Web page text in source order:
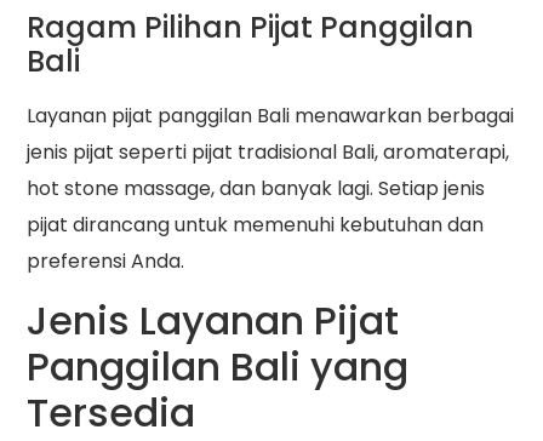
Ragam Pilihan Pijat Panggilan
Bali
Layanan pijat panggilan Bali menawarkan berbagai
jenis pijat seperti pijat tradisional Bali, aromaterapi,
hot stone massage, dan banyak lagi. Setiap jenis
pijat dirancang untuk memenuhi kebutuhan dan
preferensi Anda.
Jenis Layanan Pijat
Panggilan Bali yang
Tersedia